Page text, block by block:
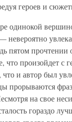
героев и
одинокой
пятом прочтении
что произойдет с
и автор был
прорываются
на свое
гораздо